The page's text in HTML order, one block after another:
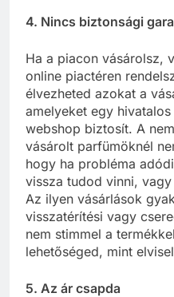
4. Nincs biztonsági
Ha a piacon vásárolsz,
online piactéren
élvezheted azokat a
amelyeket egy
webshop biztosít. A
vásárolt parfümöknél
hogy ha probléma
vissza tudod vinni,
Az ilyen vásárlások
visszatérítési vagy
nem stimmel a
lehetőséged, mint
5. Az ár csapda